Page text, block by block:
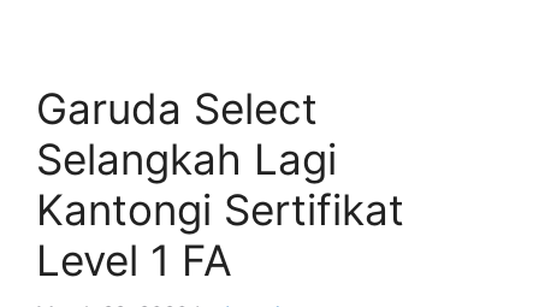
Garuda Select
Selangkah Lagi
Kantongi Sertifikat
Level 1 FA